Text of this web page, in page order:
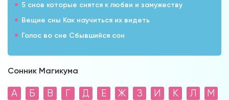
5 снов которые снятся к любви и замужеству
Вещие сны Как научиться их видеть
Голос во сне Сбывшийся сон
Сонник Магикума
А Б В Г Д Е Ж З И К Л
М